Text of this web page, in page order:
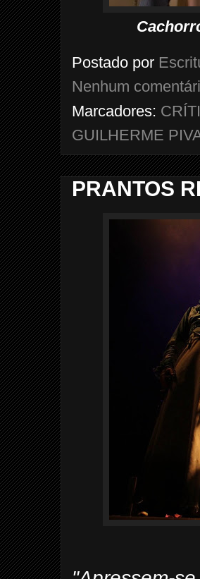
Postado por
Nenhum
Marcadores:
GUILHERME
PRANTOS